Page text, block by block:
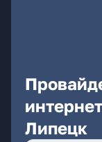
Липецк